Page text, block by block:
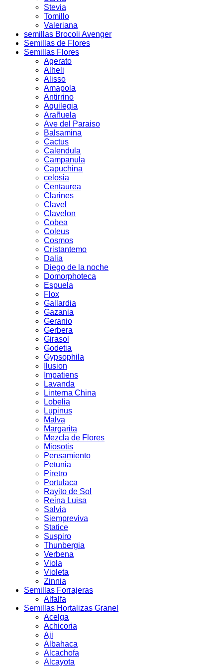
Stevia
Tomillo
Valeriana
semillas Brocoli Avenger
Semillas de Flores
Semillas Flores
Agerato
Alheli
Alisso
Amapola
Antirrino
Aquilegia
Arañuela
Ave del Paraiso
Balsamina
Cactus
Calendula
Campanula
Capuchina
celosia
Centaurea
Clarines
Clavel
Clavelon
Cobea
Coleus
Cosmos
Cristantemo
Dalia
Diego de la noche
Domorphoteca
Espuela
Flox
Gallardia
Gazania
Geranio
Gerbera
Girasol
Godetia
Gypsophila
Ilusion
Impatiens
Lavanda
Linterna China
Lobelia
Lupinus
Malva
Margarita
Mezcla de Flores
Miosotis
Pensamiento
Petunia
Piretro
Portulaca
Rayito de Sol
Reina Luisa
Salvia
Siempreviva
Statice
Suspiro
Thunbergia
Verbena
Viola
Violeta
Zinnia
Semillas Forrajeras
Alfalfa
Semillas Hortalizas Granel
Acelga
Achicoria
Aji
Albahaca
Alcachofa
Alcayota